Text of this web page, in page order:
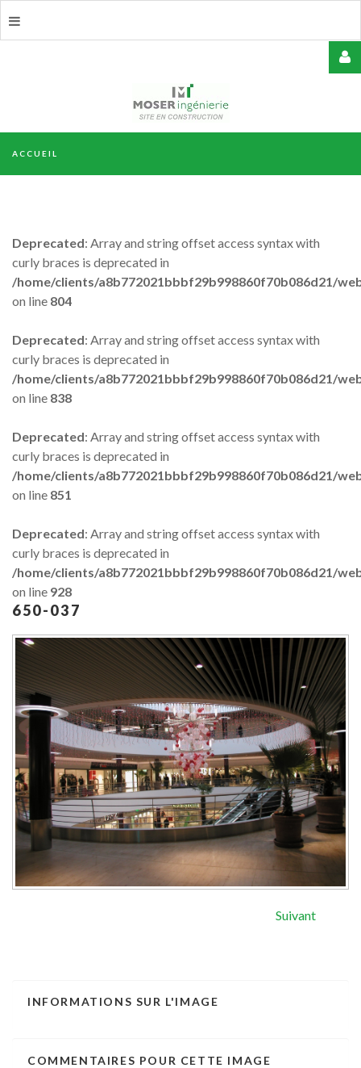
ACCUEIL
Deprecated: Array and string offset access syntax with
curly braces is deprecated in
/home/clients/a8b772021bbbf29b998860f70b086d21/
on line 804
Deprecated: Array and string offset access syntax with
curly braces is deprecated in
/home/clients/a8b772021bbbf29b998860f70b086d21/
on line 838
Deprecated: Array and string offset access syntax with
curly braces is deprecated in
/home/clients/a8b772021bbbf29b998860f70b086d21/
on line 851
Deprecated: Array and string offset access syntax with
curly braces is deprecated in
/home/clients/a8b772021bbbf29b998860f70b086d21/
on line 928
650-037
Suivant
INFORMATIONS SUR L'IMAGE
COMMENTAIRES POUR CETTE IMAGE
DE
password?
Forgot
your
GOOGLE